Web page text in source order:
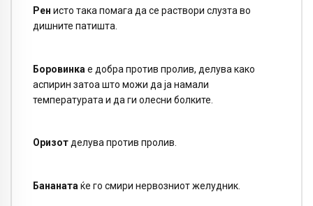
Рен исто така помага да се раствори слузта во
дишните патишта.
Боровинка е добра против пролив, делува како
аспирин затоа што можи да ја намали
температурата и да ги олесни болките.
Оризот делува против пролив.
Бананата ќе го смири нервозниот желудник.